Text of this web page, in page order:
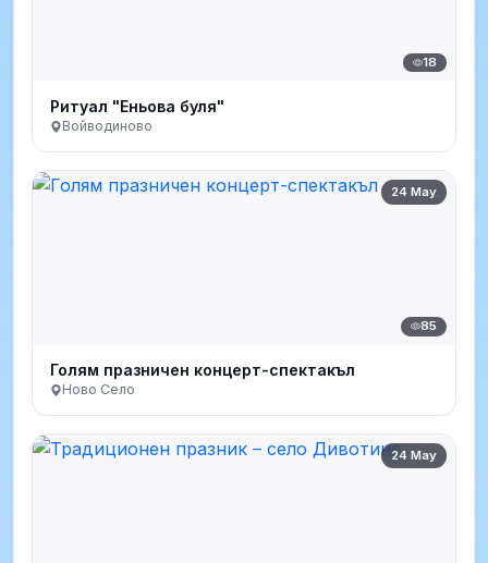
18
Ритуал "Еньова буля"
Войводиново
24 May
85
Голям празничен концерт-спектакъл
Ново Село
24 May